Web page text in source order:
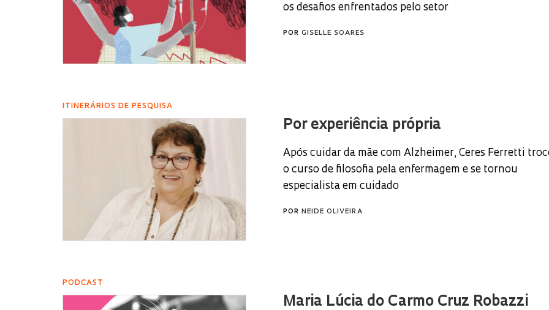
os desafios enfrentados pelo setor
POR GISELLE SOARES
ITINERÁRIOS DE PESQUISA
Por experiência própria
Após cuidar da mãe com Alzheimer, Ceres Ferretti
o curso de filosofia pela enfermagem e se tornou
especialista em cuidado
POR NEIDE OLIVEIRA
PODCAST
Maria Lúcia do Carmo Cruz Robazzi